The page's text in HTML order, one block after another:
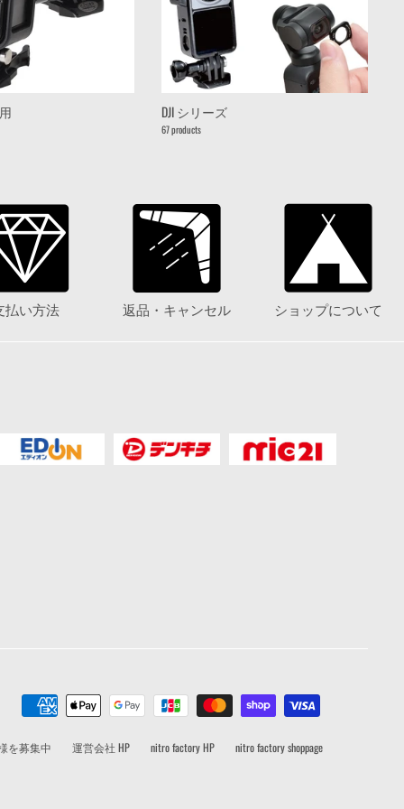
DJI シリーズ
67 products
払い方法 返品・キャンセル ショップについて
を募集中 運営会社 HP nitro factory HP nitro factory shoppage